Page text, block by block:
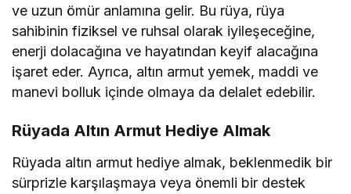
ve uzun ömür anlamına gelir. Bu rüya, rüya
sahibinin fiziksel ve ruhsal olarak iyileşeceğine,
enerji dolacağına ve hayatından keyif alacağına
işaret eder. Ayrıca, altın armut yemek, maddi ve
manevi bolluk içinde olmaya da delalet edebilir.
Rüyada Altın Armut Hediye Almak
Rüyada altın armut hediye almak, beklenmedik bir
sürprizle karşılaşmaya veya önemli bir destek